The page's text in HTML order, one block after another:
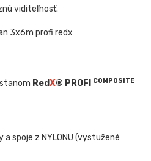
viditeľnosť.
RedX® PROFI COMPOSITE
spoje z NYLONU (vystužené